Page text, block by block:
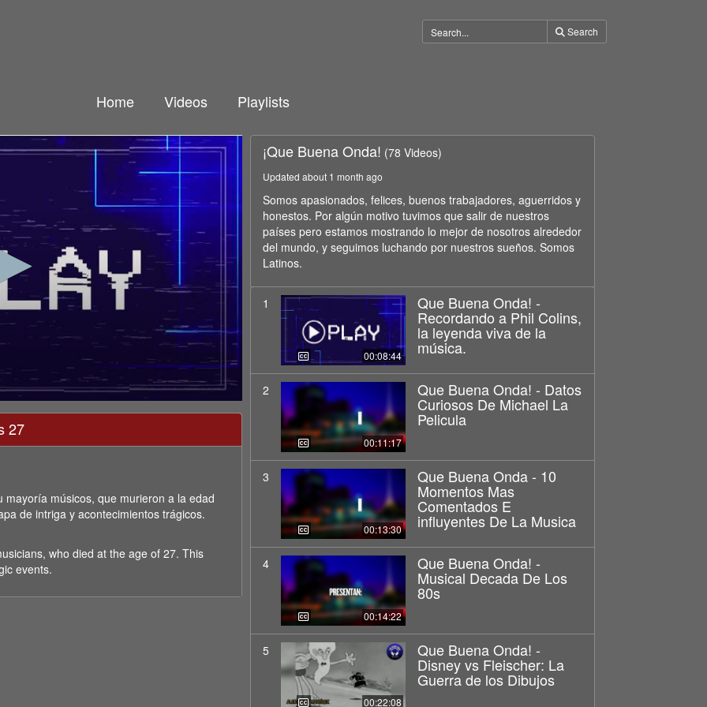
Search
Home Videos Playlists
27
mayoría músicos, que murieron a la edad
de intriga y acontecimientos trágicos.
who died at the age of 27. This
events.
¡Que Buena Onda! (78 Videos)
Updated about 1 month ago
Somos apasionados, felices, buenos trabajadores, aguerridos y
honestos. Por algún motivo tuvimos que salir de nuestros
países pero estamos mostrando lo mejor de nosotros alrededor
del mundo, y seguimos luchando por nuestros sueños. Somos
Latinos.
1
00:08:44
Que Buena Onda! -
Recordando a Phil Colins,
la leyenda viva de la
música.
2
00:11:17
Que Buena Onda! - Datos
Curiosos De Michael La
Pelicula
3
00:13:30
Que Buena Onda - 10
Momentos Mas
Comentados E
influyentes De La Musica
4
00:14:22
Que Buena Onda! -
Musical Decada De Los
80s
5
00:22:08
Que Buena Onda! -
Disney vs Fleischer: La
Guerra de los Dibujos